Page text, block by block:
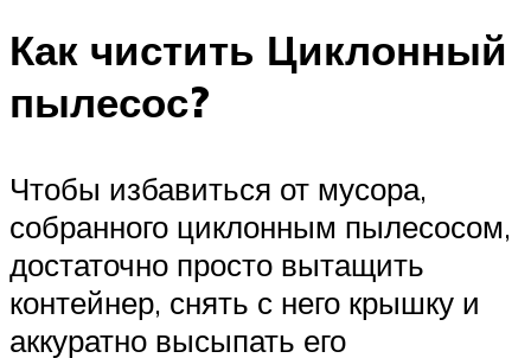
Как чистить Циклонный
пылесос?
Чтобы избавиться от мусора,
собранного циклонным пылесосом,
достаточно просто вытащить
контейнер, снять с него крышку и
аккуратно высыпать его